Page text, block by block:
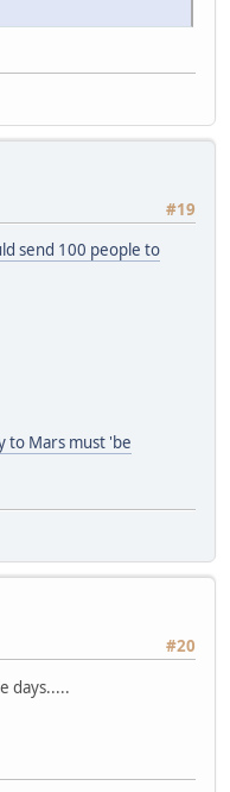
#19
send 100 people to
to Mars must 'be
#20
days.....